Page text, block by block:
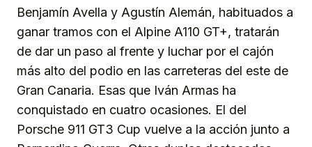
Benjamín Avella y Agustín Alemán, habituados a
ganar tramos con el Alpine A110 GT+, tratarán
de dar un paso al frente y luchar por el cajón
más alto del podio en las carreteras del este de
Gran Canaria. Esas que Iván Armas ha
conquistado en cuatro ocasiones. El del
Porsche 911 GT3 Cup vuelve a la acción junto a